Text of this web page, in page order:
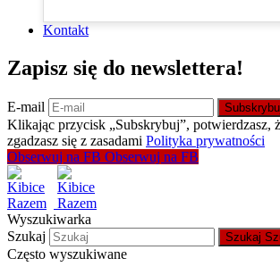
Kontakt
Zapisz się do newslettera!
E-mail
Klikając przycisk „Subskrybuj”, potwierdzasz,
zgadzasz się z zasadami Polityka prywatności
Obserwuj na FB Obserwuj na FB
Wyszukiwarka
Szukaj
Szukaj
Często wyszukiwane